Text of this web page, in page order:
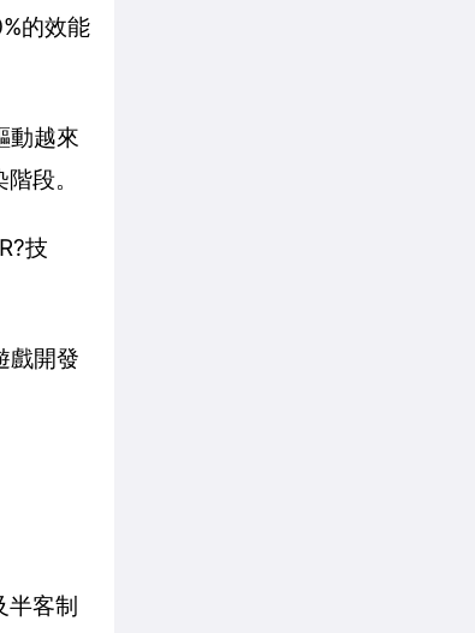
的效能
動越來
段。
技
戲開發
客制